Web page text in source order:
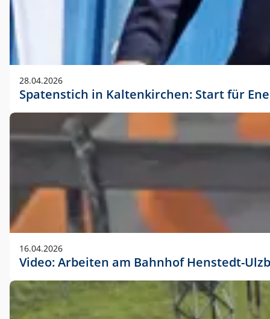
28.04.2026
Spatenstich in Kaltenkirchen: Start für
16.04.2026
Video: Arbeiten am Bahnhof Henstedt-